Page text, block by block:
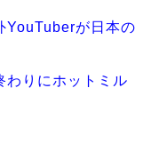
YouTuberが日本の
わりにホットミル